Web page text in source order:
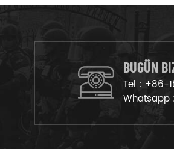
BUGÜN
Tel : +86-
Whatsapp :